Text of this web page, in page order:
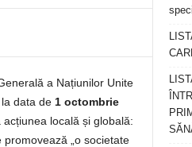
a Națiunilor Unite
data de 1 octombrie
acțiunea locală și globală:
„o societate